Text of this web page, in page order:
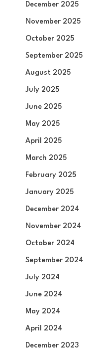
December 2025
November 2025
October 2025
September 2025
August 2025
July 2025
June 2025
May 2025
April 2025
March 2025
February 2025
January 2025
December 2024
November 2024
October 2024
September 2024
July 2024
June 2024
May 2024
April 2024
December 2023